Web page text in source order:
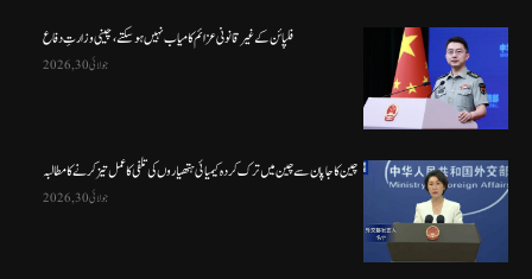
فلپائن کے غیر قانونی عزائم کامیاب نہیں ہو سکتے ، چینی وزارتِ دفاع
جولائی 30, 2026
چین کا جاپان سے چین میں ترک کردہ کیمیائی ہتھیاروں کی تلفی کا عمل تیز کرنے کا مطالبہ
جولائی 30, 2026